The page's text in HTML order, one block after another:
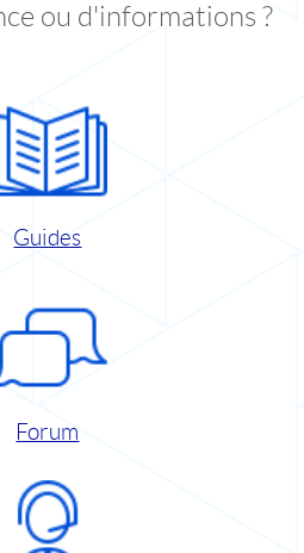
ou d'informations ?
Guides
Forum